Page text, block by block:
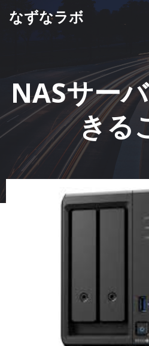
ツ
へ
ス
ッ
プ
なずなラボ
NASサー
きる